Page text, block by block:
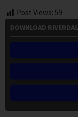
Post Views: 59
DOWNLOAD